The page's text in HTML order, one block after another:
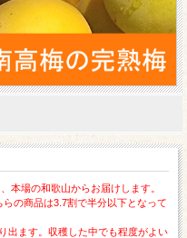
本場の和歌山からお届けします。
の商品は3.7割で半分以下となって
出ます。収穫した中でも程度がよい